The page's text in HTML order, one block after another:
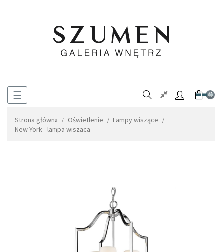
Toggle
☰ 0
Strona główna Oświetlenie
Lampy wiszące
New York - lampa wisząca